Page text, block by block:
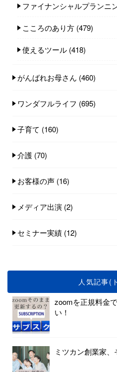
ファイナンシャルプランニ
こころのあり方 (479)
使えるツール (418)
がんばれお母さん (460)
ワンダフルライフ (695)
子育て (160)
介護 (70)
お客様の声 (16)
メディア出演 (2)
セミナー実績 (12)
人気記事(
zoomを正規料金
い！
ミツカン創業家、